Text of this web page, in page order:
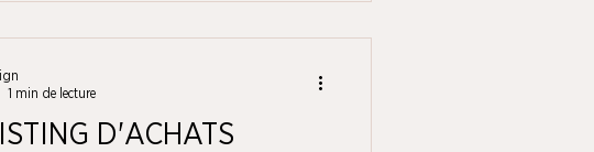
D'ACHATS
1 min de lecture